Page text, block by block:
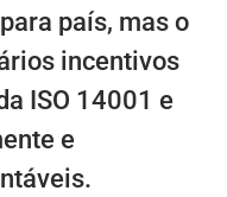
país, mas o
incentivos
ISO 14001 e
e